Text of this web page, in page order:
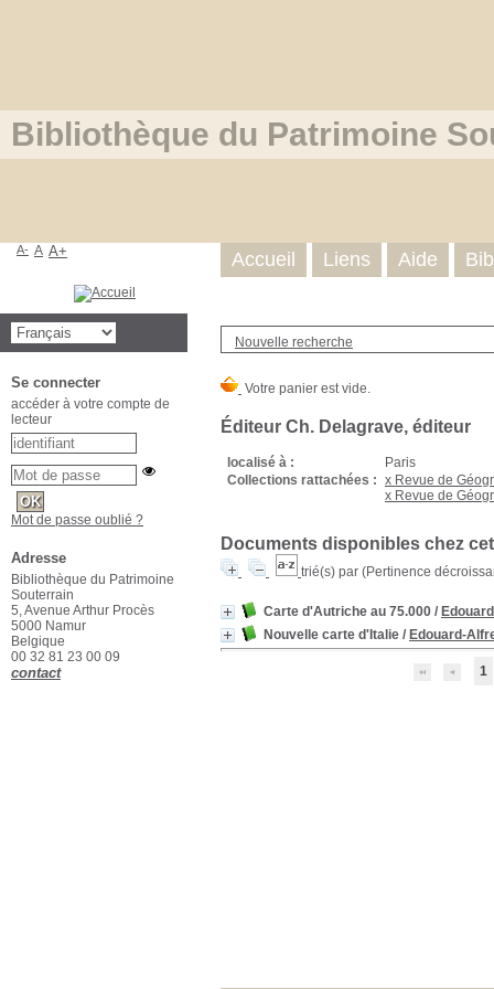
Bibliothèque du Patrimoine
Nouvelle recherche
Éditeur Ch. Delagrave, éditeur
localisé à :
Paris
Collections rattachées : x Revue de
x Revue de
Documents disponibles chez
trié(s) par (Pertinence
Carte d'Autriche au 75.000 /
Nouvelle carte d'Italie / Edouard-
1
Accueil Liens Aide
A- A A+
Se connecter
accéder à votre compte de
lecteur
Mot de passe oublié ?
Adresse
Bibliothèque du Patrimoine
Souterrain
5, Avenue Arthur Procès
5000 Namur
Belgique
00 32 81 23 00 09
contact